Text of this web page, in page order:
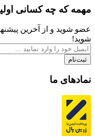
مهمه که چه کسانی
عضو شوید و از آخرین
شوید!
ثبت‌نام
نمادهای ما